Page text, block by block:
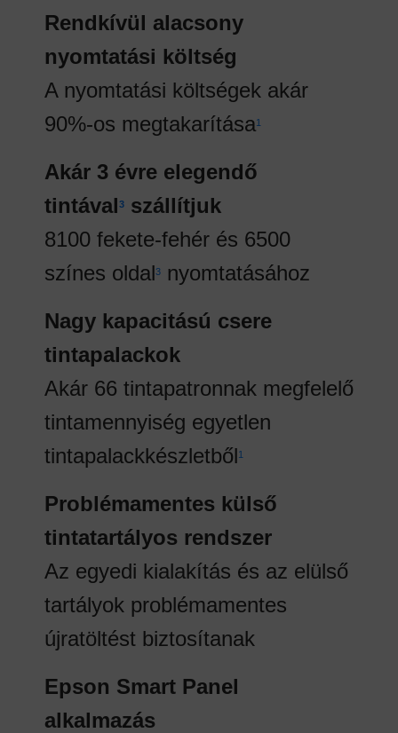
Rendkívül alacsony
nyomtatási költség
A nyomtatási költségek akár
90%-os megtakarítása1
Akár 3 évre elegendő
tintával3
szállítjuk
8100 fekete-fehér és 6500
színes oldal3
nyomtatásához
Nagy kapacitású csere
tintapalackok
Akár 66 tintapatronnak megfelelő
tintamennyiség egyetlen
tintapalackkészletből1
Problémamentes külső
tintatartályos rendszer
Az egyedi kialakítás és az elülső
tartályok problémamentes
újratöltést biztosítanak
Epson Smart Panel
alkalmazás